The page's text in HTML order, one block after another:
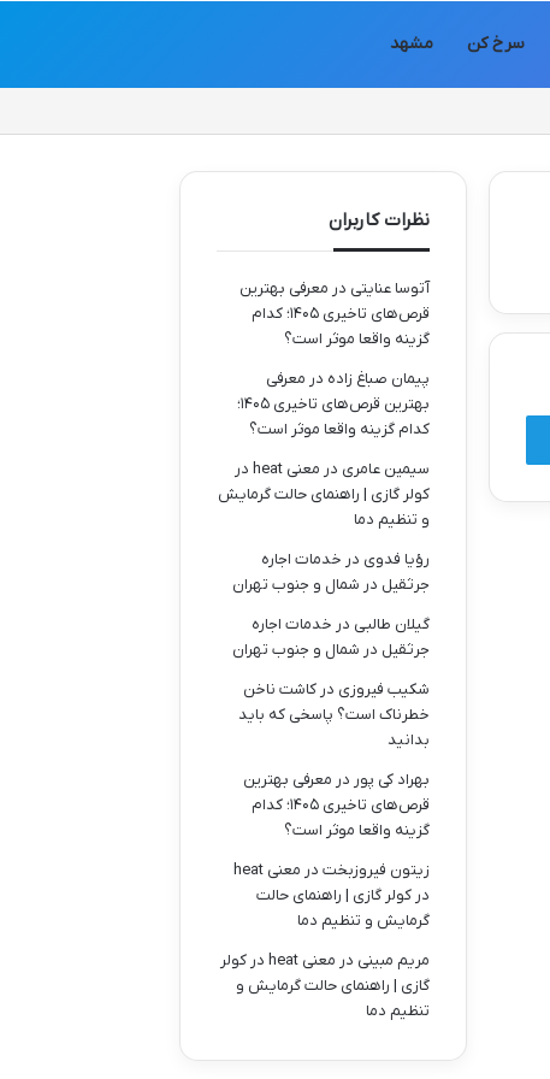
سرخ کن مشهد
نظرات کاربران
آتوسا عنایتی در معرفی بهترین
قرص‌های تاخیری ۱۴۰۵؛ کدام
گزینه واقعا موثر است؟
پیمان صباغ زاده در معرفی
بهترین قرص‌های تاخیری ۱۴۰۵؛
کدام گزینه واقعا موثر است؟
سیمین عامری در
معنی heat در
کولر گازی | راهنمای حالت گرمایش
و تنظیم دما
رؤیا فدوی در خدمات اجاره
جرثقیل در شمال و جنوب تهران
گیلان طالبی در خدمات اجاره
جرثقیل در شمال و جنوب تهران
شکیب فیروزی در کاشت ناخن
خطرناک است؟ پاسخی که باید
بدانید
بهراد کی پور در معرفی بهترین
قرص‌های تاخیری ۱۴۰۵؛ کدام
گزینه واقعا موثر است؟
زیتون فیروزبختدر
معنی heat
در کولر گازی | راهنمای حالت
گرمایش و تنظیم دما
مریم مبینی در
معنی heat در کولر
گازی | راهنمای حالت گرمایش و
تنظیم دما